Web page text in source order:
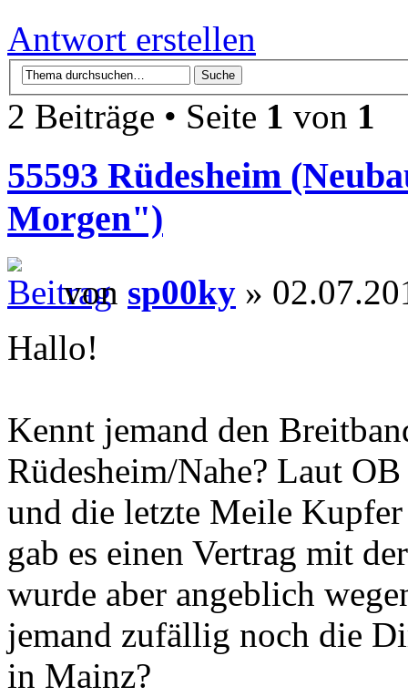
Antwort erstellen
2 Beiträge • Seite 1 von 1
55593 Rüdesheim
Morgen")
von sp00ky »
Hallo!
Kennt jemand den
Rüdesheim/Nahe? Laut
und die letzte Meile
gab es einen Vertrag mit
wurde aber angeblich
jemand zufällig noch die
in Mainz?